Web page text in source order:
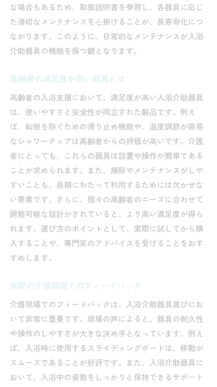
な場合もあるため、取扱説明書を参照し、各器具に応じ
た適切なメンテナンスを心掛けることが、長寿命化につ
ながります。このように、日常的なメンテナンスが入浴
介助器具の機能を保つ鍵となります。
高齢者の満足度が高い器具とは
高齢者の入浴支援において、満足度が高い入浴介助器具
は、使いやすさと安全性が両立された製品です。例え
ば、転倒を防ぐための滑り止め機能や、温度調節が容易
なシャワーチェアは高齢者からの評価が高いです。介護
者にとっても、これらの器具は設置や操作が簡単である
ことが求められます。また、掃除やメンテナンスがしや
すいことも、長期にわたって利用するためには欠かせな
い要素です。さらに、個々の高齢者のニーズに合わせて
調整可能な設計がされていると、より高い満足度が得ら
れます。選び方のポイントとして、実際に試してから購
入することや、専門家のアドバイスを受けることをおす
すめします。
実際の介護現場でのフィードバック
介護現場でのフィードバックは、入浴介助器具選びにお
いて非常に重要です。現場の声によると、器具の耐久性
や操作のしやすさが大きな決め手となっています。例え
ば、入浴時に使用するスライディングボードは、移動が
スムーズであることが好評です。また、入浴介助器具に
おいて、入浴中の姿勢をしっかりと保持できるサポート